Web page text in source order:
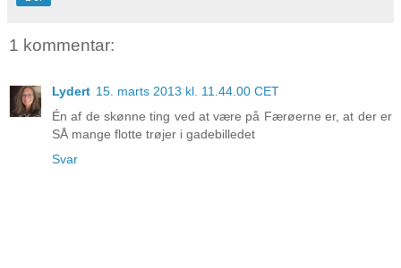
1 kommentar:
Lydert 15. marts 2013 kl. 11.44.00 CET
Én af de skønne ting ved at være på Færøerne er, at der er
SÅ mange flotte trøjer i gadebilledet
Svar